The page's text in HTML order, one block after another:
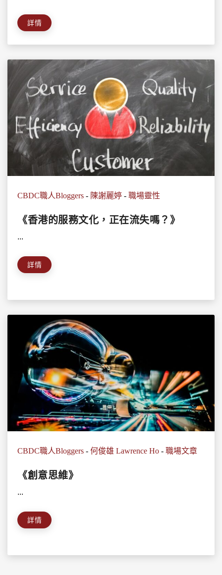
詳情
CBDC職人Bloggers - 陳謝麗婷 - 職場靈性
《香港的服務文化，正在流失嗎？》
...
詳情
CBDC職人Bloggers - 何俊雄 Lawrence Ho - 職場文章
《創意思維》
...
詳情